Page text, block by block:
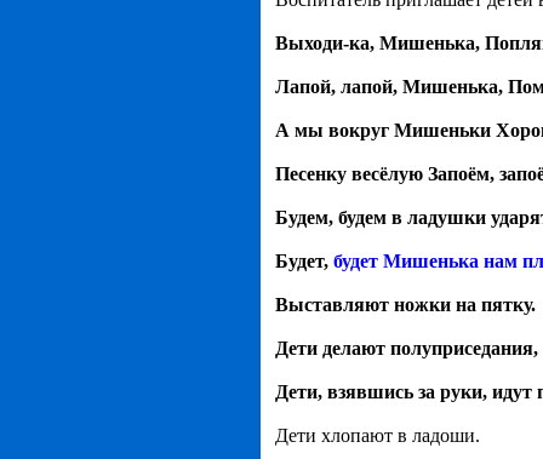
Выходи-ка, Мишенька,
Лапой, лапой, Мишенька,
А мы вокруг Мишеньки
Песенку весёлую Запоём,
Будем, будем в ладушки
Будет, будет Мишенька нам
Выставляют ножки на пятку.
Дети делают
Дети, взявшись за руки, идут
Дети хлопают в ладоши.